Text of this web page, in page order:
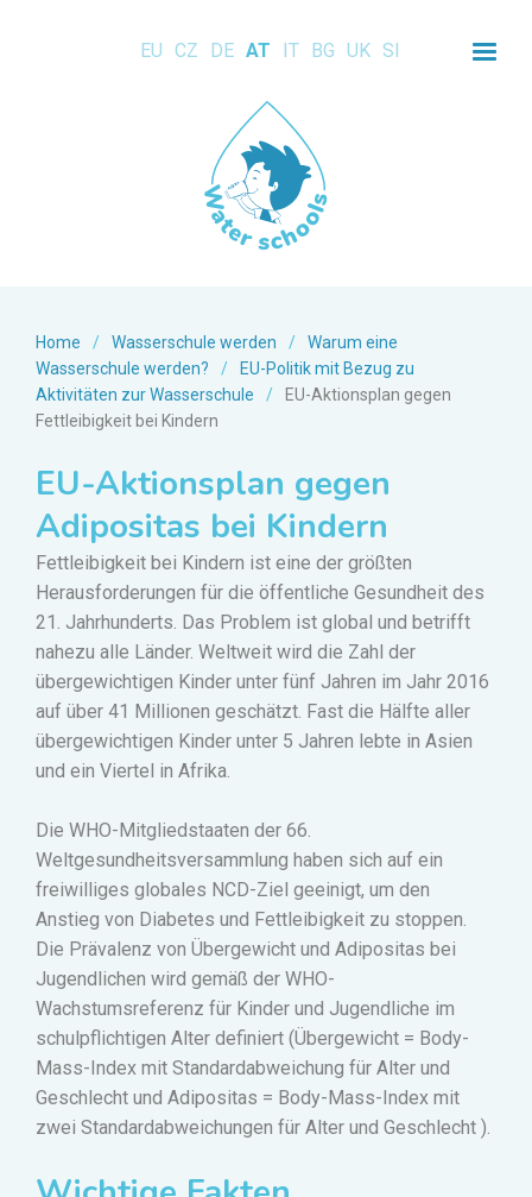
EU CZ DE AT IT BG UK SI
Home / Wasserschule werden /
Warum eine
Wasserschule werden?
/
EU-Politik mit Bezug zu
Aktivitäten zur Wasserschule
/
EU-Aktionsplan gegen
Fettleibigkeit bei Kindern
EU-Aktionsplan gegen
Adipositas bei Kindern
Fettleibigkeit bei Kindern ist eine der größten
Herausforderungen für die öffentliche Gesundheit des
21. Jahrhunderts. Das Problem ist global und betrifft
nahezu alle Länder. Weltweit wird die Zahl der
übergewichtigen Kinder unter fünf Jahren im Jahr 2016
auf über 41 Millionen geschätzt. Fast die Hälfte aller
übergewichtigen Kinder unter 5 Jahren lebte in Asien
und ein Viertel in Afrika.
Die WHO-Mitgliedstaaten der 66.
Weltgesundheitsversammlung haben sich auf ein
freiwilliges globales NCD-Ziel geeinigt, um den
Anstieg von Diabetes und Fettleibigkeit zu stoppen.
Die Prävalenz von Übergewicht und Adipositas bei
Jugendlichen wird gemäß der WHO-
Wachstumsreferenz für Kinder und Jugendliche im
schulpflichtigen Alter definiert (Übergewicht = Body-
Mass-Index mit Standardabweichung für Alter und
Geschlecht und Adipositas = Body-Mass-Index mit
zwei Standardabweichungen für Alter und Geschlecht ).